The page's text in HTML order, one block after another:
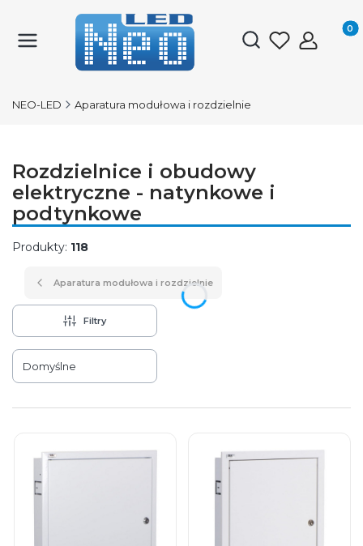
Otwórz
NEO-LED Aparatura modułowa i rozdzielnie
Rozdzielnice i obudowy
elektryczne - natynkowe i
podtynkowe
Produkty: 118
Aparatura modułowa i rozdzielnie
Filtry
Lista produktów
Domyślne